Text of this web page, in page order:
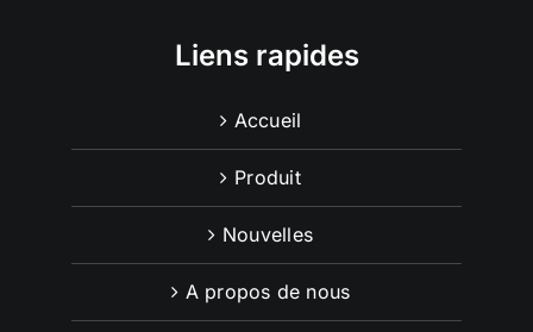
Liens rapides
Accueil
Produit
Nouvelles
A propos de nous